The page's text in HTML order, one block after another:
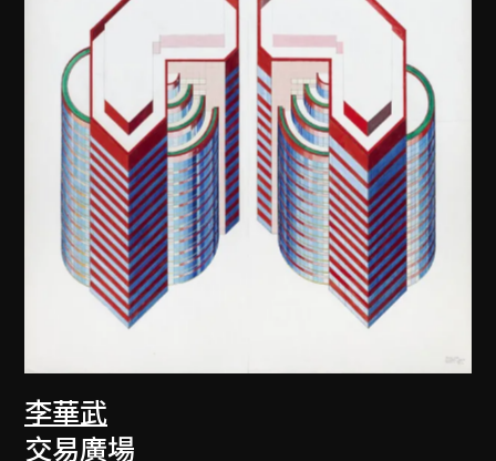
李華武
交易廣場